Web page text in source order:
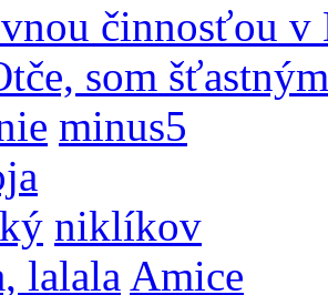
činnosťou
som
minus5
niklíkov
lalala Amice